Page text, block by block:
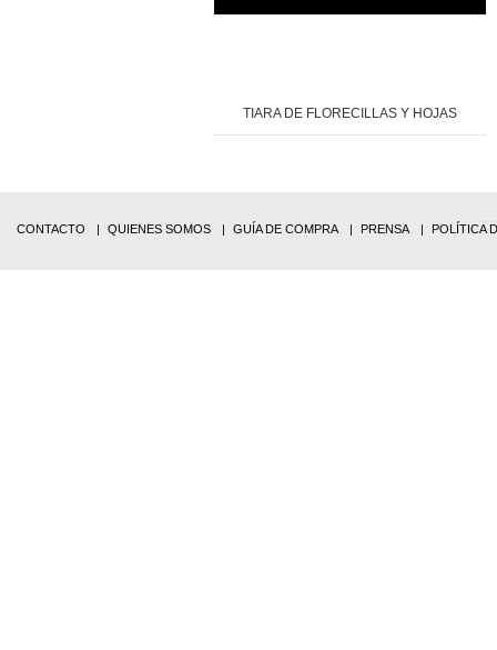
TIARA DE FLORECILLAS Y HOJAS
CONTACTO QUIENES SOMOS GUÍA DE COMPRA PRENSA POLÍTICA